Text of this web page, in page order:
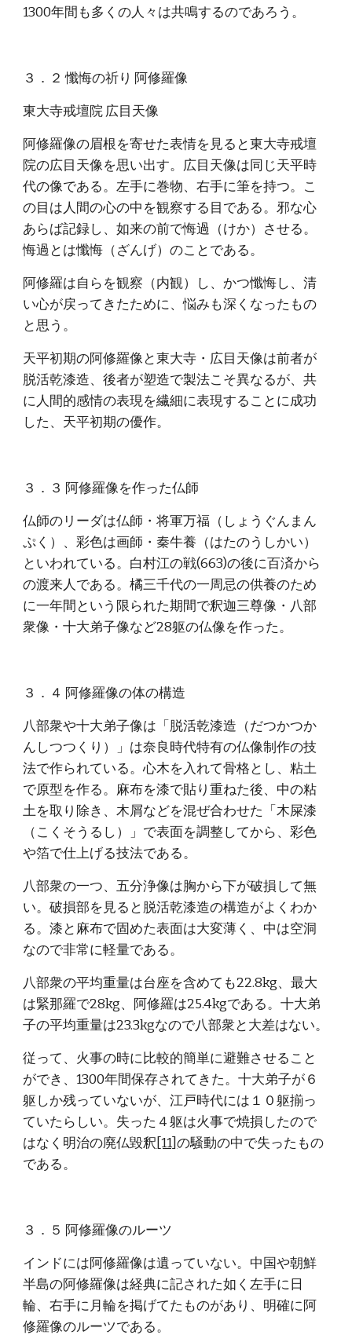
1300年間も多くの人々は共鳴するのであろう。
３．２ 懺悔の祈り 阿修羅像
東大寺戒壇院 広目天像
阿修羅像の眉根を寄せた表情を見ると東大寺戒壇
院の広目天像を思い出す。広目天像は同じ天平時
代の像である。左手に巻物、右手に筆を持つ。こ
の目は人間の心の中を観察する目である。邪な心
あらば記録し、如来の前で悔過（けか）させる。
悔過とは懺悔（ざんげ）のことである。
阿修羅は自らを観察（内観）し、かつ懺悔し、清
い心が戻ってきたために、悩みも深くなったもの
と思う。
天平初期の阿修羅像と東大寺・広目天像は前者が
脱活乾漆造、後者が塑造で製法こそ異なるが、共
に人間的感情の表現を繊細に表現することに成功
した、天平初期の優作。
３．３ 阿修羅像を作った仏師
仏師のリーダは仏師・将軍万福（しょうぐんまん
ぷく）、彩色は画師・秦牛養（はたのうしかい）
といわれている。白村江の戦(663)の後に百済から
の渡来人である。橘三千代の一周忌の供養のため
に一年間という限られた期間で釈迦三尊像・八部
衆像・十大弟子像など28躯の仏像を作った。
３．４ 阿修羅像の体の構造
八部衆や十大弟子像は「脱活乾漆造（だつかつか
んしつつくり）」は奈良時代特有の仏像制作の技
法で作られている。心木を入れて骨格とし、粘土
で原型を作る。麻布を漆で貼り重ねた後、中の粘
土を取り除き、木屑などを混ぜ合わせた「木屎漆
（こくそうるし）」で表面を調整してから、彩色
や箔で仕上げる技法である。
八部衆の一つ、五分浄像は胸から下が破損して無
い。破損部を見ると脱活乾漆造の構造がよくわか
る。漆と麻布で固めた表面は大変薄く、中は空洞
なので非常に軽量である。
八部衆の平均重量は台座を含めても22.8kg、最大
は緊那羅で28kg、阿修羅は25.4kgである。十大弟
子の平均重量は23.3kgなので八部衆と大差はない。
従って、火事の時に比較的簡単に避難させること
ができ、1300年間保存されてきた。十大弟子が６
躯しか残っていないが、江戸時代には１０躯揃っ
ていたらしい。失った４躯は火事で焼損したので
はなく明治の廃仏毀釈 [11]の騒動の中で失ったもの
である。
３．５ 阿修羅像のルーツ
インドには阿修羅像は遺っていない。中国や朝鮮
半島の阿修羅像は経典に記された如く左手に日
輪、右手に月輪を掲げてたものがあり、明確に阿
修羅像のルーツである。